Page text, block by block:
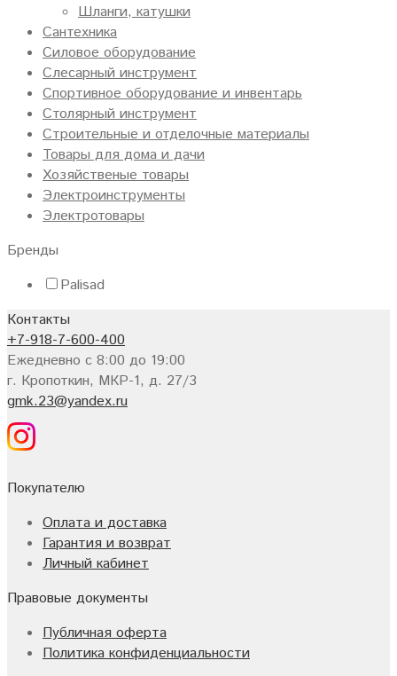
Шланги, катушки
Сантехника
Силовое оборудование
Слесарный инструмент
Спортивное оборудование и инвентарь
Столярный инструмент
Строительные и отделочные материалы
Товары для дома и дачи
Хозяйственые товары
Электроинструменты
Электротовары
Бренды
Palisad
Контакты
+7-918-7-600-400
Ежедневно с 8:00 до 19:00
г. Кропоткин, МКР-1, д. 27/3
gmk.23@yandex.ru
Покупателю
Оплата и доставка
Гарантия и возврат
Личный кабинет
Правовые документы
Публичная оферта
Политика конфиденциальности